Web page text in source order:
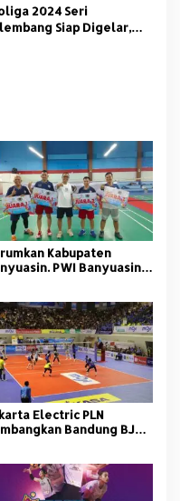
2024 Seri
Siap Digelar,
Kabupaten
PWI Banyuasin
Electric PLN
Bandung BJB